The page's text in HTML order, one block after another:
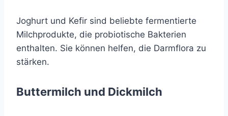
Joghurt und Kefir sind beliebte fermentierte
Milchprodukte, die probiotische Bakterien
enthalten. Sie können helfen, die Darmflora zu
stärken.
Buttermilch und Dickmilch